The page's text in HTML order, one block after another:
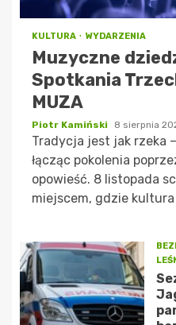
KULTURA WYDARZENIA
Muzyczne
Spotkania
MUZA
Piotr Kamiński 8 sierpnia
Tradycja jest jak rzeka
łącząc pokolenia
opowieść. 8 listopada
miejscem, gdzie kultura